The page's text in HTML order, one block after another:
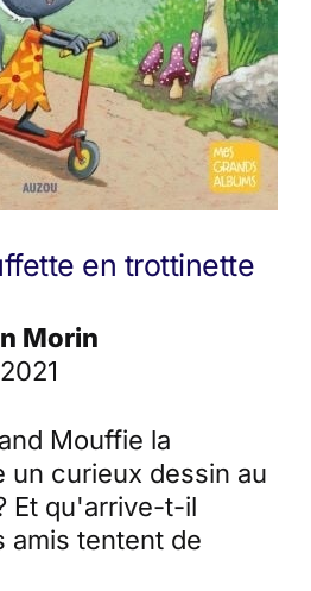
en trottinette
Morin
Mouffie la
un curieux dessin au
Et qu'arrive-t-il
amis tentent de